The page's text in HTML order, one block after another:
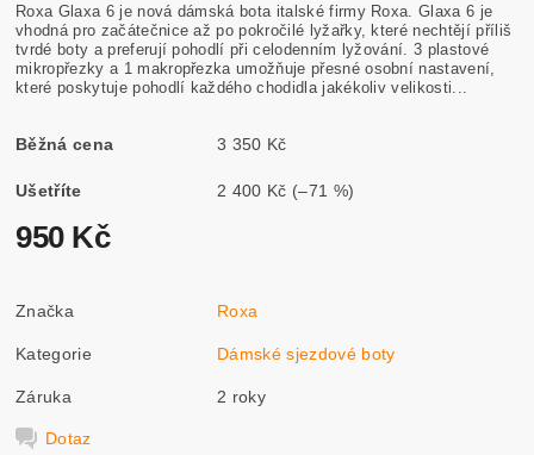
Roxa Glaxa 6 je nová dámská bota italské firmy Roxa. Glaxa 6 je
vhodná pro začátečnice až po pokročilé lyžařky, které nechtějí příliš
tvrdé boty a preferují pohodlí při celodenním lyžování. 3 plastové
mikropřezky a 1 makropřezka umožňuje přesné osobní nastavení,
které poskytuje pohodlí každého chodidla jakékoliv velikosti...
Běžná cena 3 350 Kč
Ušetříte 2 400 Kč (–71 %)
950 Kč
Značka Roxa
Kategorie Dámské sjezdové boty
Záruka 2 roky
Dotaz